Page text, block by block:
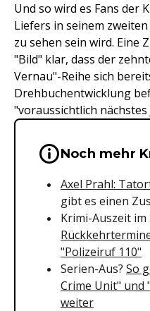
Und so wird es Fans der
Liefers in seinem
zu sehen sein wird. Eine
"Bild" klar, dass der
Vernau"-Reihe sich
Drehbuchentwicklung
"voraussichtlich
Wichtige
Noch mehr
Axel Prahl:
gibt es einen
Krimi-Auszeit im
"Polizeiruf 110"
Serien-Aus? So
Crime Unit" und
weiter